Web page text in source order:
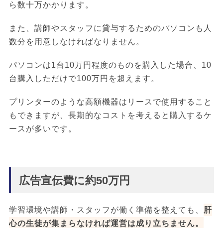
ら数十万かかります。
また、講師やスタッフに貸与するためのパソコンも人
数分を用意しなければなりません。
パソコンは1台10万円程度のものを購入した場合、10
台購入しただけで100万円を超えます。
プリンターのような高額機器はリースで使用すること
もできますが、長期的なコストを考えると購入するケ
ースが多いです。
広告宣伝費に約50万円
学習環境や講師・スタッフが働く準備を整えても、 肝
心の生徒が集まらなければ運営は成り立ちません。